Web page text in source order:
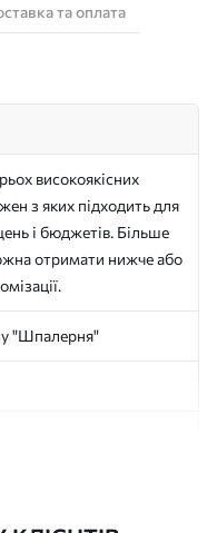
та оплата
високоякісних
з яких підходить для
і бюджетів. Більше
отримати нижче або
"Шпалерня"